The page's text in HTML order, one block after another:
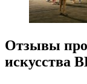
Отзывы про
искусства